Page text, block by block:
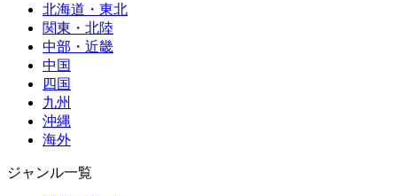
北海道・東北
関東・北陸
中部・近畿
中国
四国
九州
沖縄
海外
ジャンル一覧